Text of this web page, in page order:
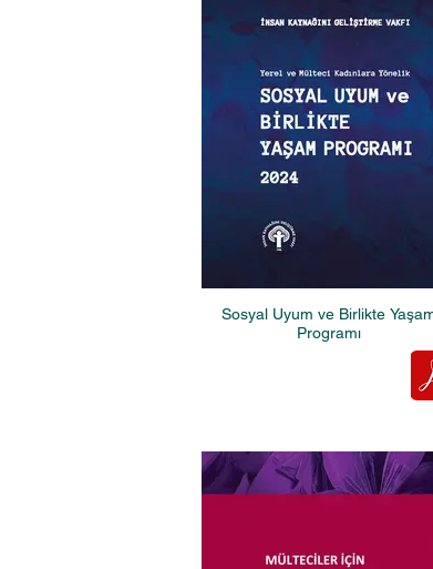
Sosyal Uyum ve Birlikte
Programı